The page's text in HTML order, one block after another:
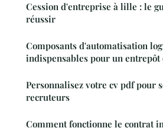
Cession d'entreprise à lille : le
réussir
Composants d'automatisation
indispensables pour un entrepôt
Personnalisez votre cv pdf pour
recruteurs
Comment fonctionne le contrat